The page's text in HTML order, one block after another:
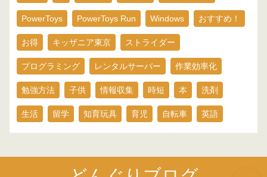
PowerToys PowerToys Run Windows おすすめ！
お得 キッザニア東京 ストライダー
プログラミング レンタルサーバー 作業効率化
勉強方法 子供 情報収集 時短 本 洗剤
生活 留学 知育玩具 育児 自転車 英語